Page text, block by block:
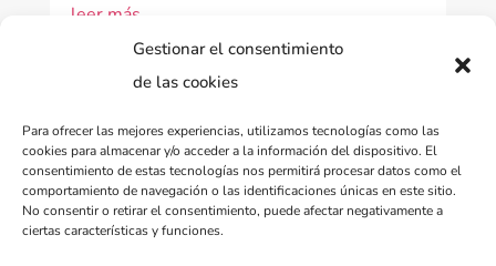
Gestionar el consentimiento
de las cookies
Para ofrecer las mejores experiencias, utilizamos tecnologías como las
cookies para almacenar y/o acceder a la información del dispositivo. El
consentimiento de estas tecnologías nos permitirá procesar datos como el
comportamiento de navegación o las identificaciones únicas en este sitio.
No consentir o retirar el consentimiento, puede afectar negativamente a
ciertas características y funciones.
leer más